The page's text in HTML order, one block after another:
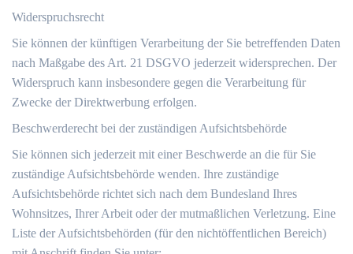
Widerspruchsrecht
Sie können der künftigen Verarbeitung der Sie betreffenden Daten
nach Maßgabe des Art. 21 DSGVO jederzeit widersprechen. Der
Widerspruch kann insbesondere gegen die Verarbeitung für
Zwecke der Direktwerbung erfolgen.
Beschwerderecht bei der zuständigen Aufsichtsbehörde
Sie können sich jederzeit mit einer Beschwerde an die für Sie
zuständige Aufsichtsbehörde wenden. Ihre zuständige
Aufsichtsbehörde richtet sich nach dem Bundesland Ihres
Wohnsitzes, Ihrer Arbeit oder der mutmaßlichen Verletzung. Eine
Liste der Aufsichtsbehörden (für den nichtöffentlichen Bereich)